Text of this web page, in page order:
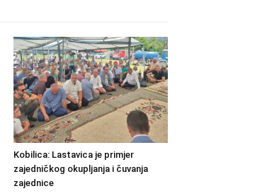
Kobilica: Lastavica je primjer
zajedničkog okupljanja i čuvanja
zajednice